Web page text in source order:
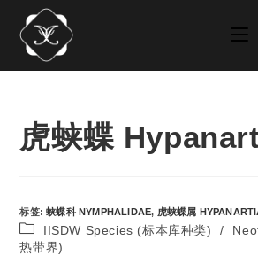
虎蛱蝶
标签:蛱蝶科 NYMPHALIDAE, 虎蛱蝶属
IISDW Species (标本库种类) /
热带界)